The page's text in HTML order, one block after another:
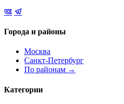
Города и районы
Москва
Санкт-Петербург
По районам →
Категории